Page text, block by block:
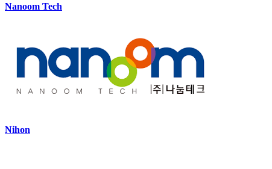
Nanoom Tech
Nihon